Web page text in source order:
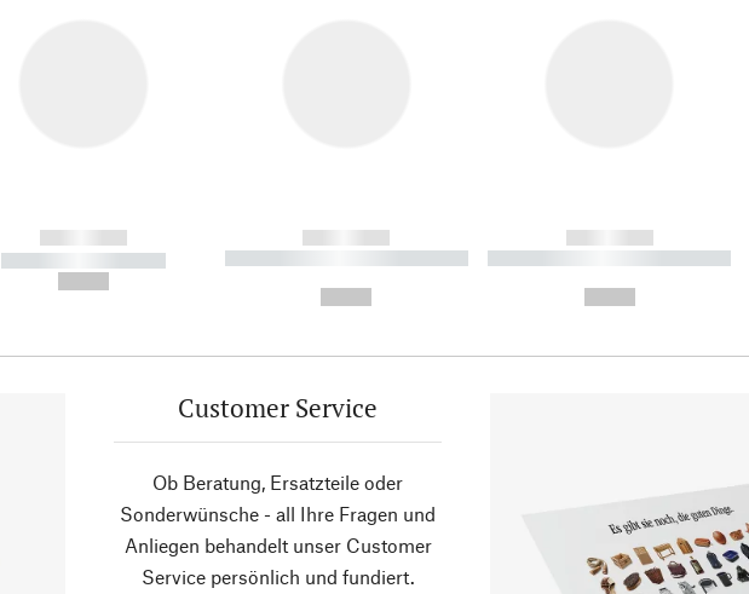
------------
----------- -----------
------------
----------- ----------- ----------
------------
----------- ----------- ----------
Customer Service
Ob Beratung, Ersatzteile oder
Sonderwünsche - all Ihre Fragen und
Anliegen behandelt unser Customer
Service persönlich und fundiert.